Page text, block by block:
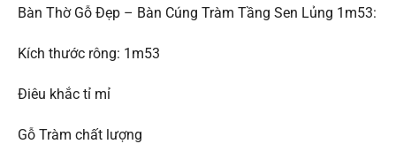
Bàn Thờ Gỗ Đẹp – Bàn Cúng Tràm Tầng Sen Lủng 1m53:
Kích thước rông: 1m53
Điêu khắc tỉ mỉ
Gỗ Tràm chất lượng